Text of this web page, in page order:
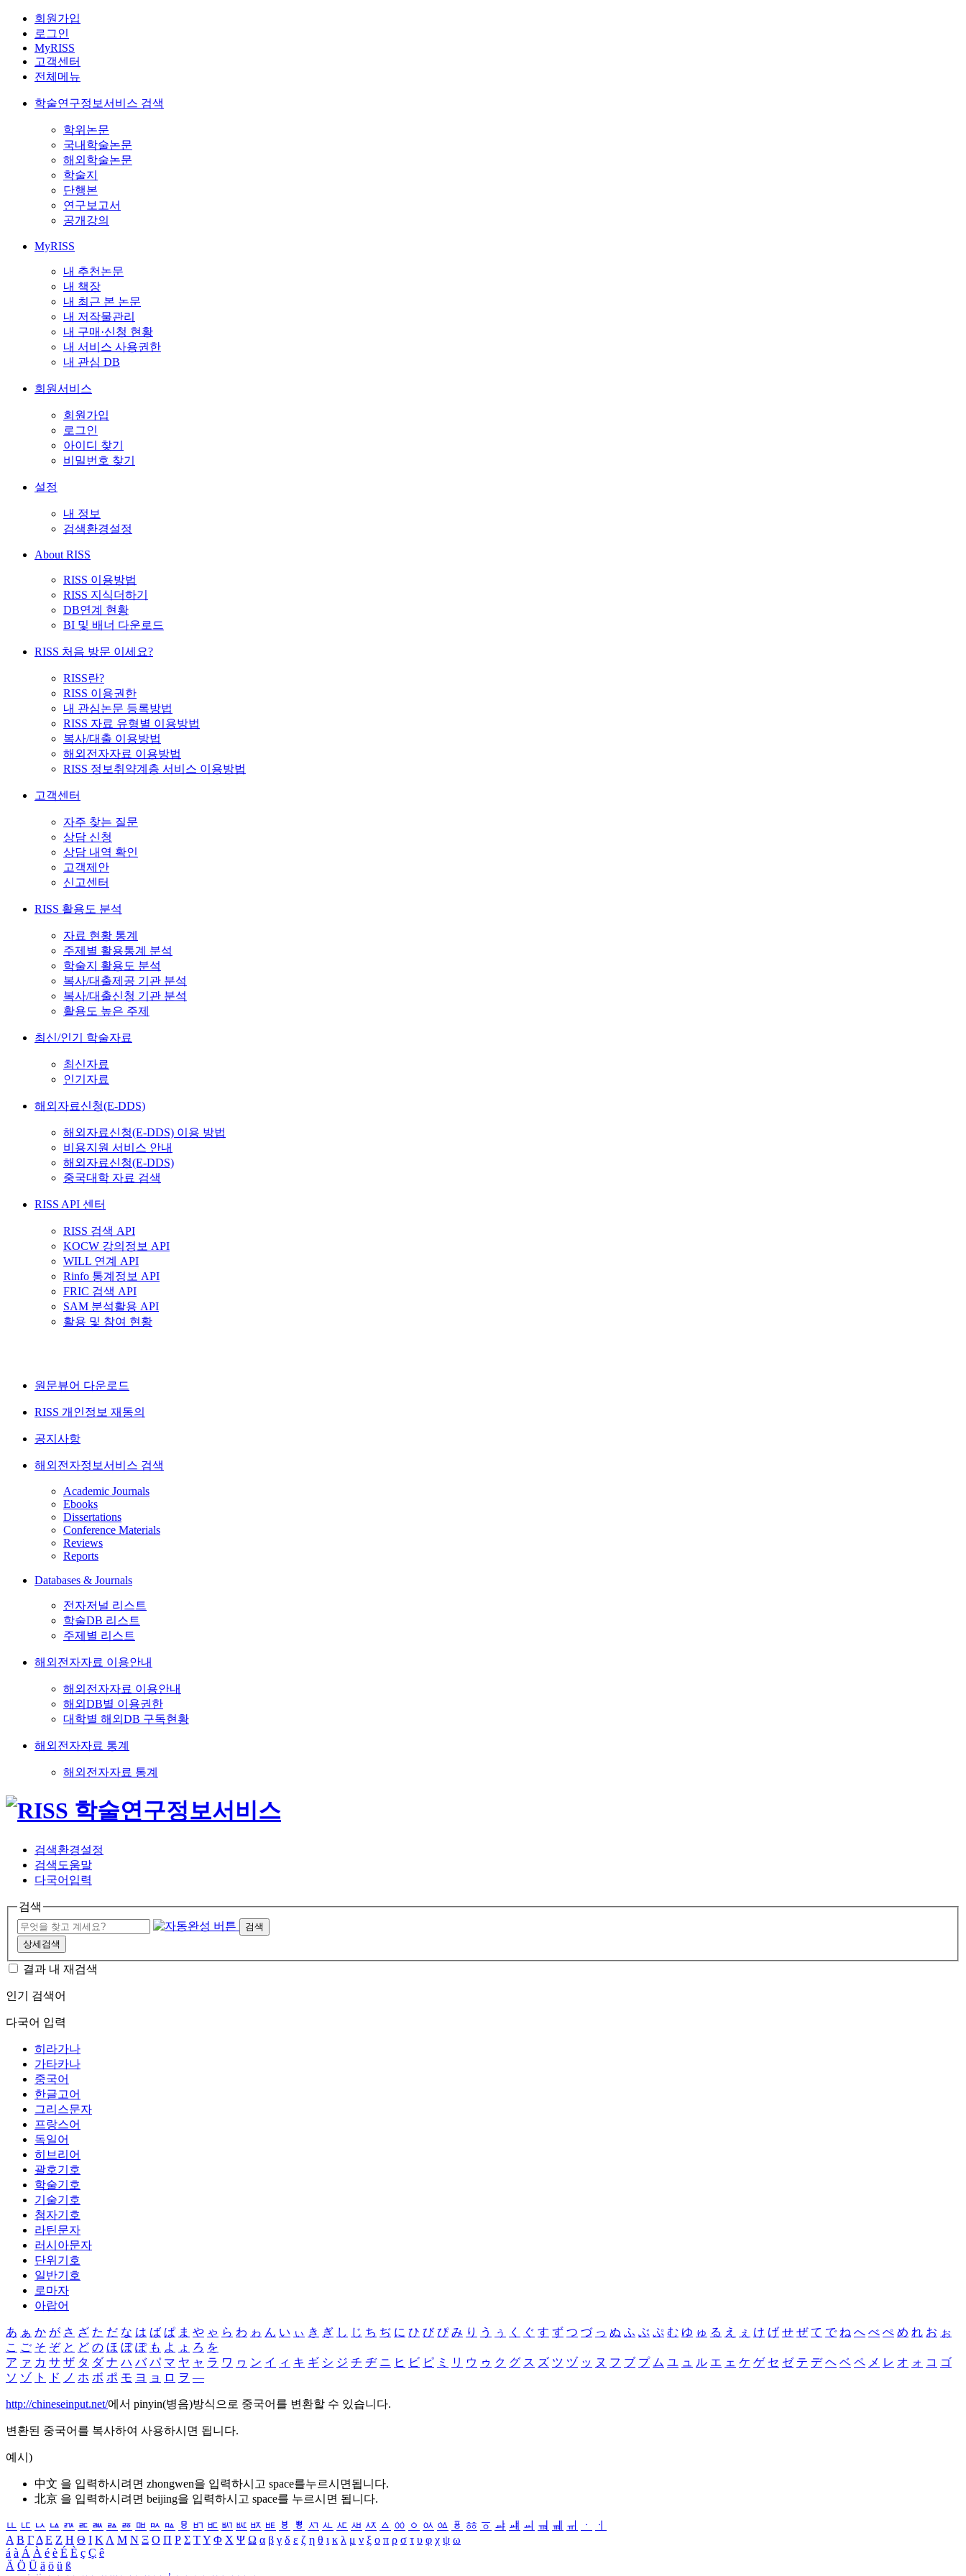
회원가입
로그인
MyRISS
고객센터
전체메뉴
학술연구정보서비스 검색
학위논문
국내학술논문
해외학술논문
학술지
단행본
연구보고서
공개강의
MyRISS
내 추천논문
내 책장
내 최근 본 논문
내 저작물관리
내 구매·신청 현황
내 서비스 사용권한
내 관심 DB
회원서비스
회원가입
로그인
아이디 찾기
비밀번호 찾기
설정
내 정보
검색환경설정
About RISS
RISS 이용방법
RISS 지식더하기
DB연계 현황
BI 및 배너 다운로드
RISS 처음 방문 이세요?
RISS란?
RISS 이용권한
내 관심논문 등록방법
RISS 자료 유형별 이용방법
복사/대출 이용방법
해외전자자료 이용방법
RISS 정보취약계층 서비스 이용방법
고객센터
자주 찾는 질문
상담 신청
상담 내역 확인
고객제안
신고센터
RISS 활용도 분석
자료 현황 통계
주제별 활용통계 분석
학술지 활용도 분석
복사/대출제공 기관 분석
복사/대출신청 기관 분석
활용도 높은 주제
최신/인기 학술자료
최신자료
인기자료
해외자료신청(E-DDS)
해외자료신청(E-DDS) 이용 방법
비용지원 서비스 안내
해외자료신청(E-DDS)
중국대학 자료 검색
RISS API 센터
RISS 검색 API
KOCW 강의정보 API
WILL 연계 API
Rinfo 통계정보 API
FRIC 검색 API
SAM 분석활용 API
활용 및 참여 현황
원문뷰어 다운로드
RISS 개인정보 재동의
공지사항
해외전자정보서비스 검색
Academic Journals
Ebooks
Dissertations
Conference Materials
Reviews
Reports
Databases & Journals
전자저널 리스트
학술DB 리스트
주제별 리스트
해외전자자료 이용안내
해외전자자료 이용안내
해외DB별 이용권한
대학별 해외DB 구독현황
해외전자자료 통계
해외전자자료 통계
검색환경설정
검색도움말
다국어입력
검색
검색
상세검색
결과 내 재검색
인기 검색어
다국어 입력
히라가나
가타카나
중국어
한글고어
그리스문자
프랑스어
독일어
히브리어
괄호기호
학술기호
기술기호
첨자기호
라틴문자
러시아문자
단위기호
일반기호
로마자
아랍어
あ ぁ か が さ ざ た だ な は ば ぱ ま や ゃ ら わ ゎ ん い ぃ き ぎ し じ ち ぢ に ひ び ぴ み り う ぅ く ぐ す ず つ づ っ ぬ ふ ぶ ぷ む ゆ ゅ る え ぇ け げ せ ぜ て で ね へ べ ぺ め れ お ぉ
こ ご そ ぞ と ど の ほ ぼ ぽ も よ ょ ろ を
ア ァ カ サ ザ タ ダ ナ ハ バ パ マ ヤ ャ ラ ワ ヮ ン イ ィ キ ギ シ ジ チ ヂ ニ ヒ ビ ピ ミ リ ウ ゥ ク グ ス ズ ツ ヅ ッ ヌ フ ブ プ ム ユ ュ ル エ ェ ケ ゲ セ ゼ テ デ ヘ ベ ペ メ レ オ ォ コ ゴ
ソ ゾ ト ド ノ ホ ボ ポ モ ヨ ョ ロ ヲ ―
http://chineseinput.net/에서 pinyin(병음)방식으로 중국어를 변환할 수 있습니다.
변환된 중국어를 복사하여 사용하시면 됩니다.
예시)
中文 을 입력하시려면 zhongwen을 입력하시고 space를누르시면됩니다.
北京 을 입력하시려면 beijing을 입력하시고 space를 누르시면 됩니다.
ㅥ ㅦ ㅧ ㅨ ㅩ ㅪ ㅫ ㅬ ㅭ ㅮ ㅯ ㅰ ㅱ ㅲ ㅳ ㅴ ㅵ ㅶ ㅷ ㅸ ㅹ ㅺ ㅻ ㅼ ㅽ ㅾ ㅿ ㆀ ㆁ ㆂ ㆃ ㆄ ㆅ ㆆ ㆇ ㆈ ㆉ ㆊ ㆋ ㆌ ㆍ
ㆎ
Α Β ΓΔ Ε Ζ Η Θ Ι ΚΛ Μ Ν Ξ Ο Π Ρ Σ ΤΥ Φ Χ Ψ Ω α β γ δ ε ζ η θ ι κ λ μ ν ξ ο π ρ σ τ υ φ χ ψ ω
á à Á À é è É È ç Ç ê
Ä Ö Ü ä ö ü ß